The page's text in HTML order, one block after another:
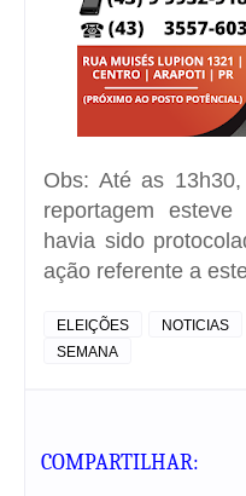
Obs: Até as
reportagem
havia sido
ação referente a
ELEIÇÕES NOTICIAS
SEMANA
COMPARTILHAR: